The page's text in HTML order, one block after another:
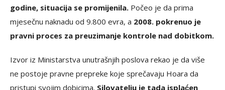
godine, situacija se promijenila. Počeo je da prima
mjesečnu naknadu od 9.800 evra, a 2008. pokrenuo je
pravni proces za preuzimanje kontrole nad dobitkom.
Izvor iz Ministarstva unutrašnjih poslova rekao je da više
ne postoje pravne prepreke koje sprečavaju Hoara da
pristupi svojim dobicima. Silovatelju je tada isplaćen